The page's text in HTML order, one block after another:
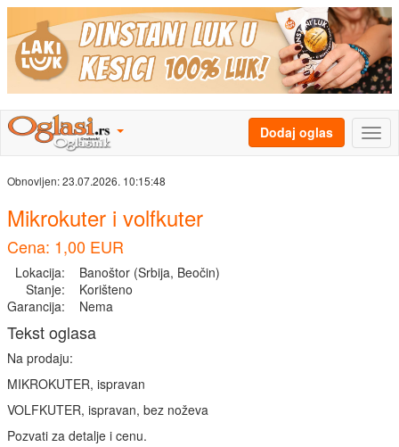
Dodaj oglas
Obnovljen:23.07.2026. 10:15:48
Mikrokuter i volfkuter
Cena: 1,00 EUR
Lokacija:
Banoštor (Srbija, Beočin)
Stanje:
Korišteno
Garancija:
Nema
Tekst oglasa
Na prodaju:
MIKROKUTER, ispravan
VOLFKUTER, ispravan, bez noževa
Pozvati za detalje i cenu.